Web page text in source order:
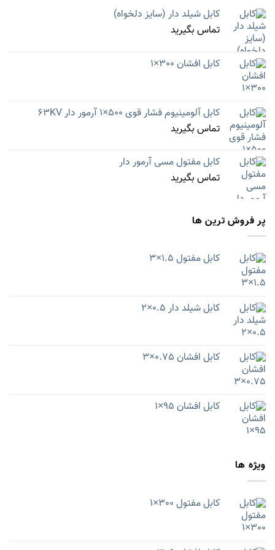
کابل شیلد دار (سایز دلخواه)
تماس بگیرید
کابل افشان 300×1
کابل آلومینیوم فشار قوی 500×1 آرمور دار 63KV
تماس بگیرید
کابل مفتول مسی آرمور دار
تماس بگیرید
پر فروش ترین ها
کابل مفتول 1.5×3
کابل شیلد دار 0.5×2
کابل افشان 0.75×3
کابل افشان 95×1
ویژه ها
کابل مفتول 300×1